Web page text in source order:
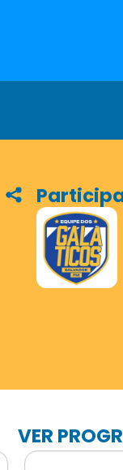
VER